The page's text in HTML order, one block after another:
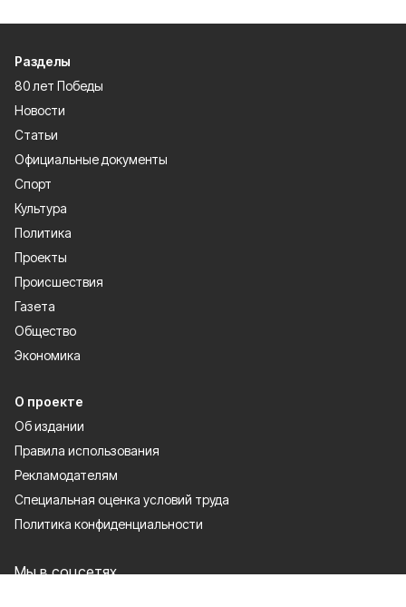
Разделы
80 лет Победы
Новости
Статьи
Официальные документы
Спорт
Культура
Политика
Проекты
Происшествия
Газета
Общество
Экономика
О проекте
Об издании
Правила использования
Рекламодателям
Специальная оценка условий труда
Политика конфиденциальности
Мы в соцсетях